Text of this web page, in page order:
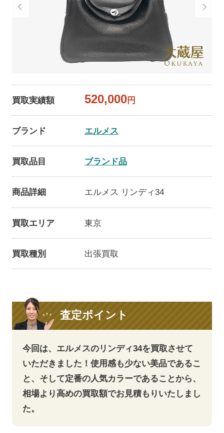
買取実績額 520,000円
ブランド エルメス
買取品目 ブランド品
商品詳細 エルメス リンディ34
買取エリア 東京
買取種別 出張買取
査定ポイント
今回は、エルメスのリンディ34を買取させて
いただきました！使用感も少ない美品であるこ
と、そして定番の人気カラーであることから、
相場より高めの買取額でお見積もりいたしまし
た。